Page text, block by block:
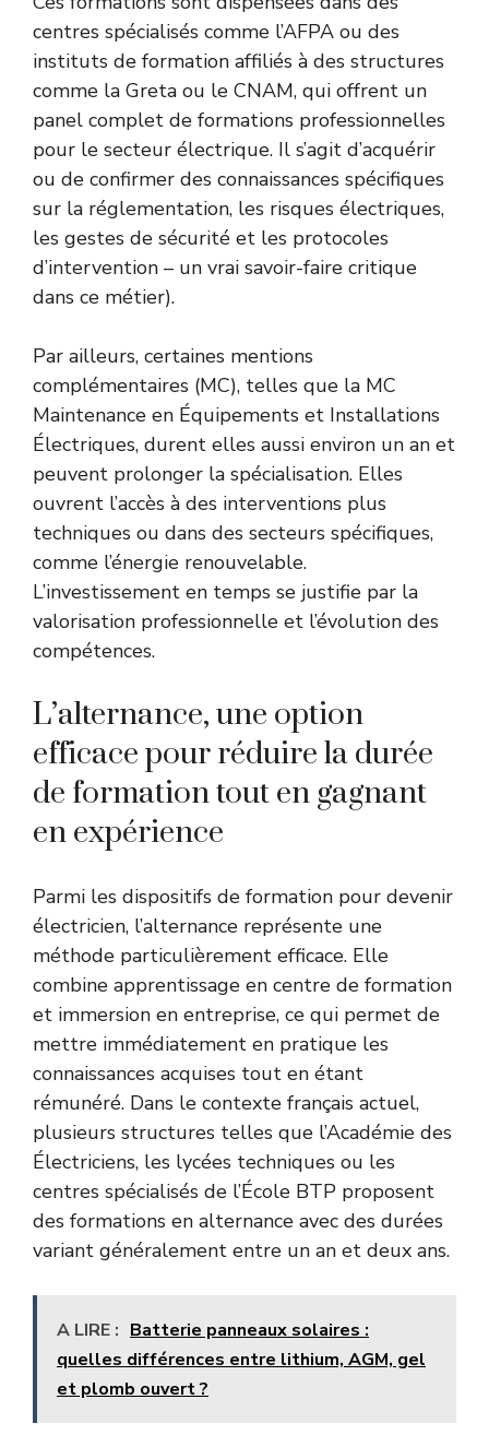
centres spécialisés comme l’AFPA ou des
instituts de formation affiliés à des structures
comme la Greta ou le CNAM, qui offrent un
panel complet de formations professionnelles
pour le secteur électrique. Il s’agit d’acquérir
ou de confirmer des connaissances spécifiques
sur la réglementation, les risques électriques,
les gestes de sécurité et les protocoles
d’intervention – un vrai savoir-faire critique
dans ce métier).
Par ailleurs, certaines mentions
complémentaires (MC), telles que la MC
Maintenance en Équipements et Installations
Électriques, durent elles aussi environ un an et
peuvent prolonger la spécialisation. Elles
ouvrent l’accès à des interventions plus
techniques ou dans des secteurs spécifiques,
comme l’énergie renouvelable.
L’investissement en temps se justifie par la
valorisation professionnelle et l’évolution des
compétences.
L’alternance, une option
efficace pour réduire la durée
de formation tout en gagnant
en expérience
Parmi les dispositifs de formation pour devenir
électricien, l’alternance représente une
méthode particulièrement efficace. Elle
combine apprentissage en centre de formation
et immersion en entreprise, ce qui permet de
mettre immédiatement en pratique les
connaissances acquises tout en étant
rémunéré. Dans le contexte français actuel,
plusieurs structures telles que l’Académie des
Électriciens, les lycées techniques ou les
centres spécialisés de l’École BTP proposent
des formations en alternance avec des durées
variant généralement entre un an et deux ans.
A LIRE : Batterie panneaux solaires :
quelles différences entre lithium, AGM, gel
et plomb ouvert ?